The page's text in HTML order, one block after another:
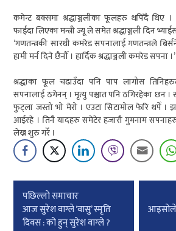
कमेन्ट बक्समा श्रद्धाञ्जलीका फूलहरु थपिँदै थिए
फाईदा लिएका मन्त्री ज्यू ले समेत श्रद्धाञ्जली दिन
‘गणतन्त्रकी सारथी कमरेड सपनालाई गणतन्त्रले
हामी मर्न दिने छैनौँ । हार्दिक श्रद्धाञ्जली कमरेड सपना ।’
श्रद्धाका फूल चढाउँदा पनि पाप लागोस
सपनालाई ठगेनन् । मृत्यु पश्चात पनि ठगिरहेका छन
फुट्ला जस्तो भो मेरो । एउटा सिटामोल फेरि थपेँ ।
आईरहे । तिनै यादहरु समेटेर हजारौ गुमनाम
लेख्न शुरु गरेँ ।
Post
navigation
पछिल्लाे समाचार
आज सुरेश वाग्ले ‘वासु’ स्मृति
दिवस : को हुन् सुरेश वाग्ले ?